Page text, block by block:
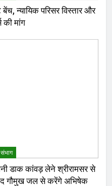
बेंच, न्यायिक परिसर विस्तार और
की मांग
डाक कांवड़ लेने श्रीरामसर से
गौमुख जल से करेंगे अभिषेक